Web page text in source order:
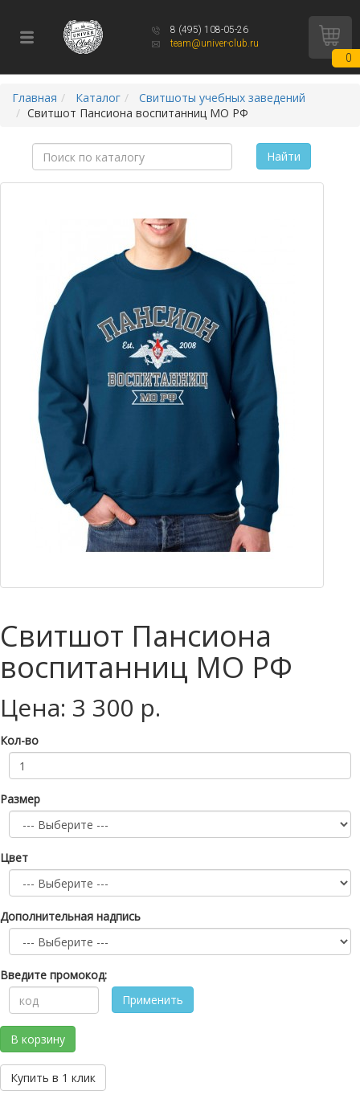
8 (495) 108-05-26
team@univer-club.ru
0
Главная Каталог
Свитшоты учебных заведений
Свитшот Пансиона воспитанниц МО РФ
Найти
Свитшот Пансиона
воспитанниц МО РФ
Цена: 3 300 р.
Кол-во
Размер
Цвет
Дополнительная надпись
Введите промокод:
Применить
В корзину
Купить в 1 клик